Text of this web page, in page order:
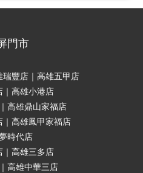
門市
豐店｜高雄五甲店
｜高雄小港店
高雄鼎山家福店
高雄鳳甲家福店
時代店
｜高雄三多店
高雄中華三店